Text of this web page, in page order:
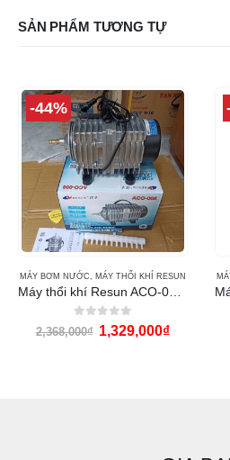
SẢN PHẨM TƯƠNG TỰ
-44%
MÁY BƠM NƯỚC MÁY THỔI KHÍ RESUN
0out of 5
2,368,000₫ 1,329,000₫